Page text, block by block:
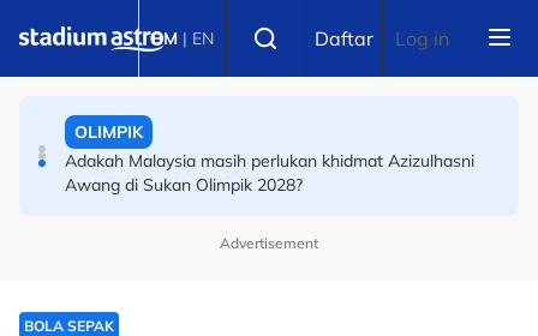
BM | EN Daftar Log in
ARRC: Ramdan Rosli mahu ulangi pencapaian tahun
OLIMPIK
Adakah Malaysia masih perlukan khidmat Azizulhasni
Awang di Sukan Olimpik 2028?
Advertisement
BOLA SEPAK